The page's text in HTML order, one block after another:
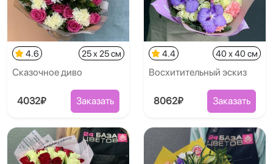
4.6 25 x 25 см
Сказочное диво
4032₽ Заказать
4.4 40 x 40 см
Восхитительный эскиз
8062₽ Заказать